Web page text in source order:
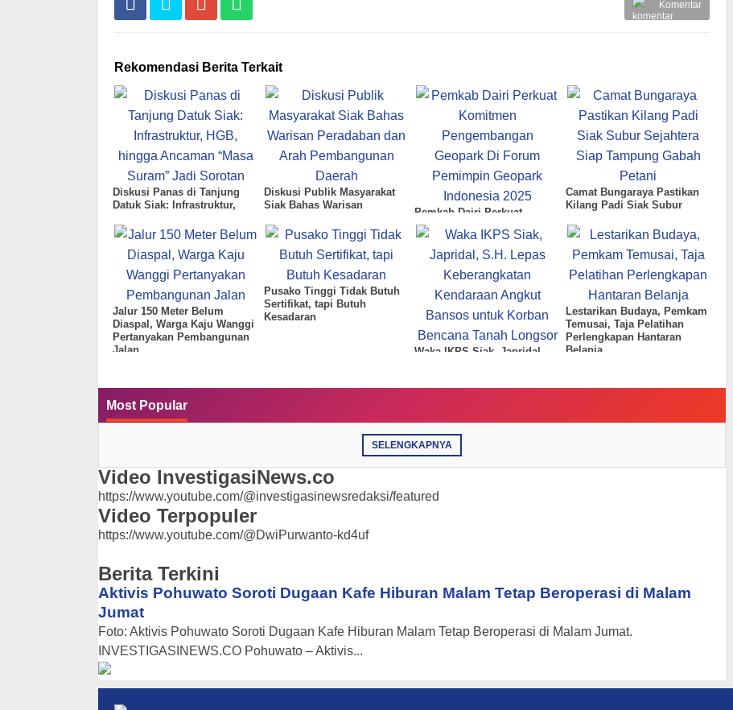
Komentar
Rekomendasi Berita Terkait
Diskusi Panas di Tanjung
Datuk Siak: Infrastruktur,
“Masa Suram” Jadi Sorotan
Diskusi Publik Masyarakat
Siak Bahas Warisan
Pembangunan Daerah
Pemkab Dairi Perkuat
Komitmen Pengembangan
Geopark Di Forum
Pemimpin Geopark
Indonesia 2025
Camat Bungaraya Pastikan
Kilang Padi Siak Subur
Gabah Petani
Jalur 150 Meter Belum
Diaspal, Warga Kaju Wanggi
Pertanyakan Pembangunan
Jalan
Pusako Tinggi Tidak Butuh
Sertifikat, tapi Butuh
Kesadaran
Waka IKPS Siak, Japridal,
untuk Korban Bencana
Lestarikan Budaya, Pemkam
Temusai, Taja Pelatihan
Perlengkapan Hantaran
Belanja
Most Popular
SELENGKAPNYA
Video InvestigasiNews.co
https://www.youtube.com/@investigasinewsredaksi/featured
Video Terpopuler
https://www.youtube.com/@DwiPurwanto-kd4uf
Berita Terkini
Aktivis Pohuwato Soroti Dugaan Kafe Hiburan Malam Tetap Beroperasi di Malam
Jumat
Foto: Aktivis Pohuwato Soroti Dugaan Kafe Hiburan Malam Tetap Beroperasi di Malam Jumat.
INVESTIGASINEWS.CO Pohuwato – Aktivis...